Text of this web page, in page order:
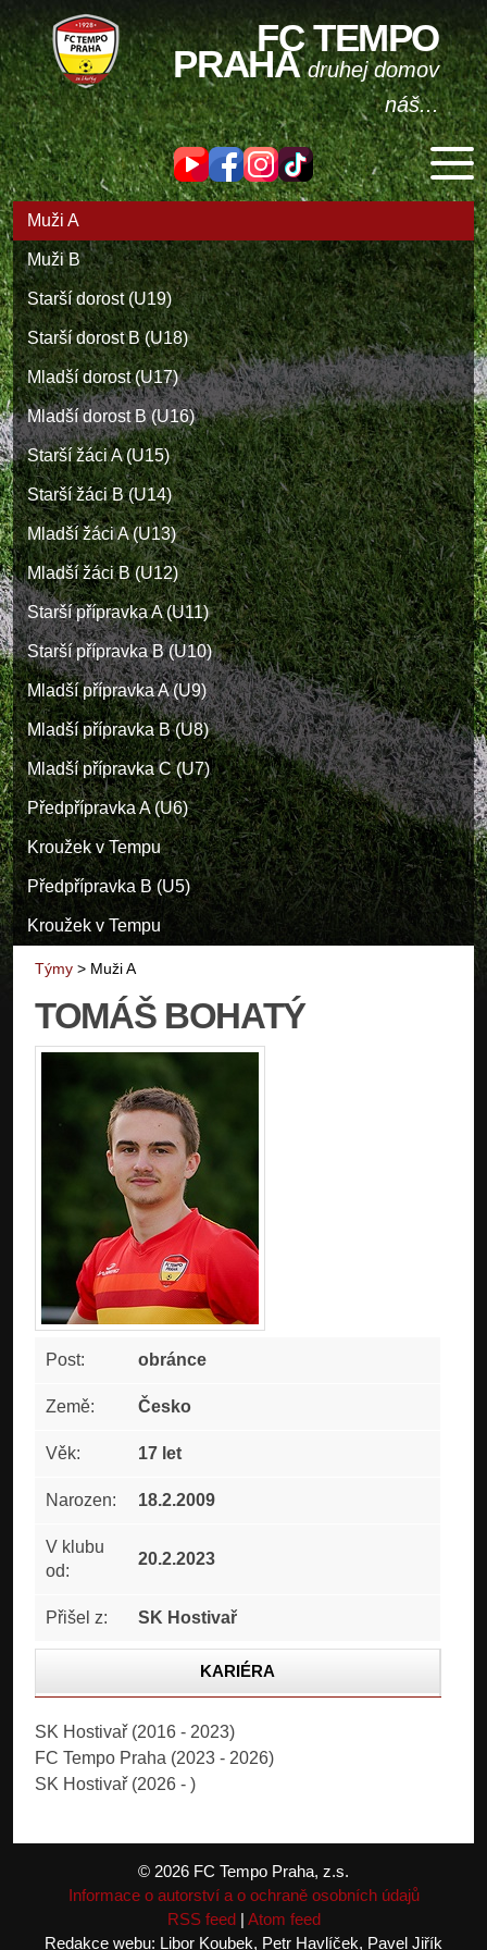
FC TEMPO
PRAHAdruhej domov
náš...
Muži A
Muži B
Starší dorost (U19)
Starší dorost B (U18)
Mladší dorost (U17)
Mladší dorost B (U16)
Starší žáci A (U15)
Starší žáci B (U14)
Mladší žáci A (U13)
Mladší žáci B (U12)
Starší přípravka A (U11)
Starší přípravka B (U10)
Mladší přípravka A (U9)
Mladší přípravka B (U8)
Mladší přípravka C (U7)
Předpřípravka A (U6)
Kroužek v Tempu
Předpřípravka B (U5)
Kroužek v Tempu
Týmy > Muži A
TOMÁŠ BOHATÝ
Post: obránce
Země: Česko
Věk: 17 let
Narozen: 18.2.2009
V klubu
od:
20.2.2023
Přišel z: SK Hostivař
KARIÉRA
FOTOGALERIE
SK Hostivař (2016 - 2023)
FC Tempo Praha (2023 - 2026)
SK Hostivař (2026 - )
© 2026 FC Tempo Praha, z.s.
Informace o autorství a o ochraně osobních údajů
RSS feed| Atom feed
Redakce webu: Libor Koubek, Petr Havlíček, Pavel Jiřík